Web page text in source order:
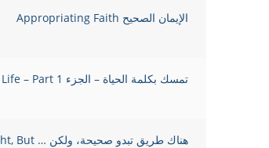
الإيمان الصحيح Appropriating Faith
تمسك بكلمة الحياة – الجزء Hold Fast The Word Of Life – Part 1
هناك طريق تبدو صحيحة، ولكن … There’s A Way That Seems Right, But….